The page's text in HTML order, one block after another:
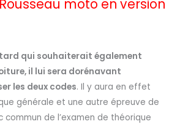
moto en version
qui souhaiterait également
il lui sera dorénavant
les deux codes. Il y aura en effet
générale et une autre épreuve de
commun de l’examen de théorique